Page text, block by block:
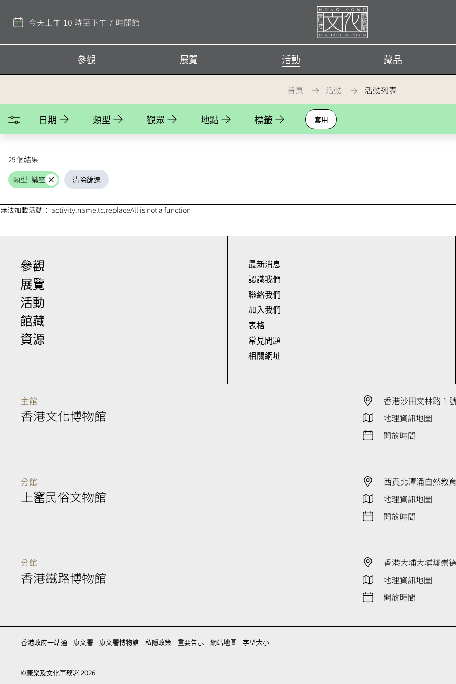
部
今天上午 10 時至下午 7 時開館
首
參觀 展覽 活動 藏品
首頁 活動 活動列表
動 日期 類型 觀眾 地點 標籤 套用
25 個結果
類型: 講座 取
清除篩選
無法加載活動： activity.name.tc.replaceAll is not a function
參觀
展覽
活動
館藏
資源
最新消息
認識我們
聯絡我們
加入我們
表格
常見問題
相關網址
主館
香港文化博物館
香港沙田文林路 1
地理資訊地圖
開放時間
分館
上窰民俗文物館
西貢北潭涌自然教
地理資訊地圖
開放時間
分館
香港鐵路博物館
香港大埔大埔墟崇
地理資訊地圖
開放時間
香港政府一站通 康文署 康文署博物館 私隱政策 重要告示 網站地圖 字型大小
©康樂及文化事務署2026